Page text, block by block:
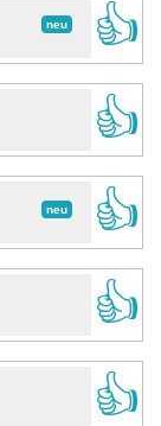
neu
👍
👍
neu
👍
👍
👍